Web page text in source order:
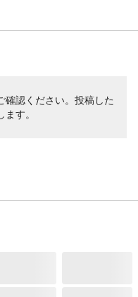
確認ください。投稿した
す。